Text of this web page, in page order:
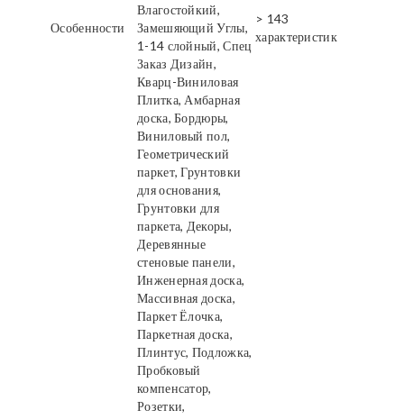
Особенности
Влагостойкий,
Замешяющий Углы,
1-14 слойный, Спец
Заказ Дизайн,
> 143
характеристик
Кварц-Виниловая
Плитка, Амбарная
доска, Бордюры,
Виниловый пол,
Геометрический
паркет, Грунтовки
для основания,
Грунтовки для
паркета, Декоры,
Деревянные
стеновые панели,
Инженерная доска,
Массивная доска,
Паркет Ёлочка,
Паркетная доска,
Плинтус, Подложка,
Пробковый
компенсатор,
Розетки,